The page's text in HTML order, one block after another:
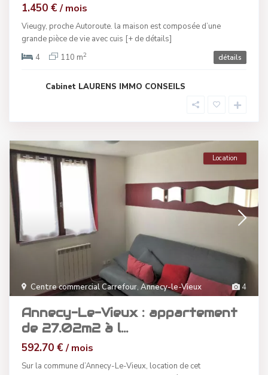
1.450 €/ mois
Vieugy, proche Autoroute. la maison est composée d’une
grande pièce de vie avec cuis [+ de détails]
4
110 m2 détails
Cabinet LAURENS IMMO CONSEILS
4
Centre commercial Carrefour, Annecy-le-Vieux
Location
Annecy-Le-Vieux : appartement
de 27.02m2 à l...
592.70 €/ mois
Sur la commune d’Annecy-Le-Vieux, location de cet